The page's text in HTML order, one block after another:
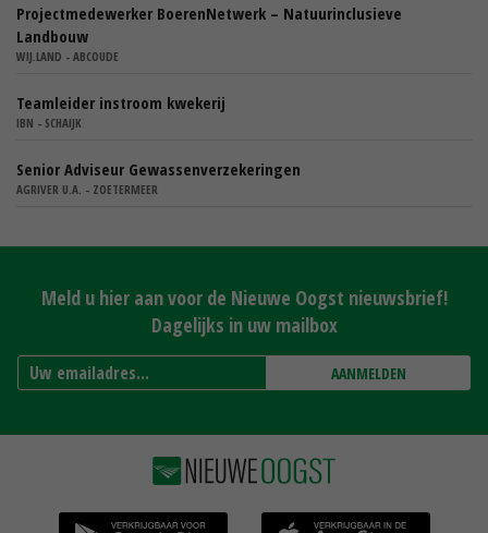
Projectmedewerker BoerenNetwerk – Natuurinclusieve
Landbouw
WIJ.LAND - ABCOUDE
Teamleider instroom kwekerij
IBN - SCHAIJK
Senior Adviseur Gewassenverzekeringen
AGRIVER U.A. - ZOETERMEER
Meld u hier aan voor de Nieuwe Oogst nieuwsbrief!
Dagelijks in uw mailbox
AANMELDEN